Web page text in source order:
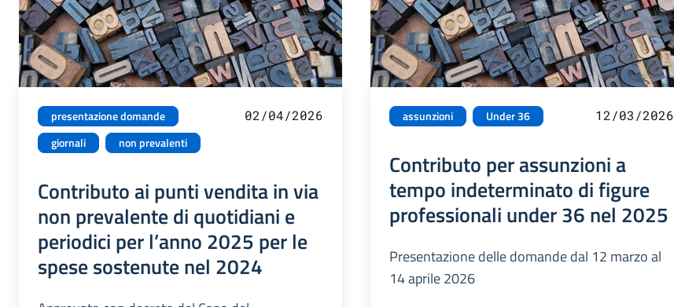
presentazione domande
giornali
non prevalenti
02/04/2026
Contributo ai punti vendita in via
non prevalente di quotidiani e
periodici per l’anno 2025 per le
spese sostenute nel 2024
assunzioni Under 36 12/03/2026
Contributo per assunzioni a
tempo indeterminato di figure
professionali under 36 nel 2025
Presentazione delle domande dal 12 marzo al
14 aprile 2026